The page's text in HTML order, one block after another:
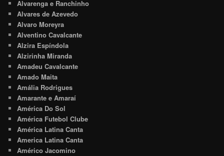
Alvarenga e Ranchinho
Alvares de Azevedo
Alvaro Moreyra
Alventino Cavalcante
Alzira Espíndola
Alzirinha Miranda
Amadeu Cavalcante
Amado Maita
Amália Rodrigues
Amarante e Amaraí
América Do Sol
América Futebol Clube
América Latina Canta
America Latina Canta
Américo Jacomino